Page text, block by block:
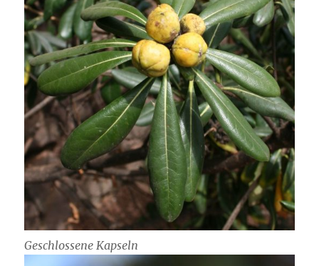
Geschlossene Kapseln